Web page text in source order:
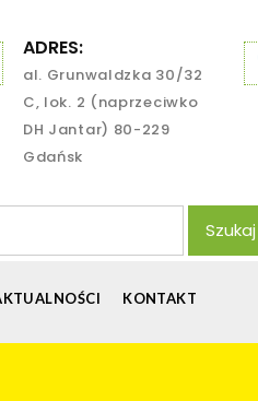
ADRES:
al. Grunwaldzka 30/32
C, lok. 2 (naprzeciwko
DH Jantar) 80-229
Gdańsk
Szukaj
KONTAKT